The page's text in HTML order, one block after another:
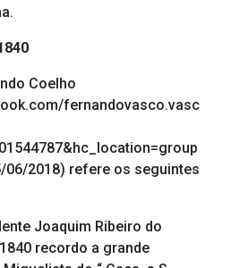
Coelho
fernandovasco.vasc
06/2018) refere os seguintes
Joaquim Ribeiro do
recordo a grande